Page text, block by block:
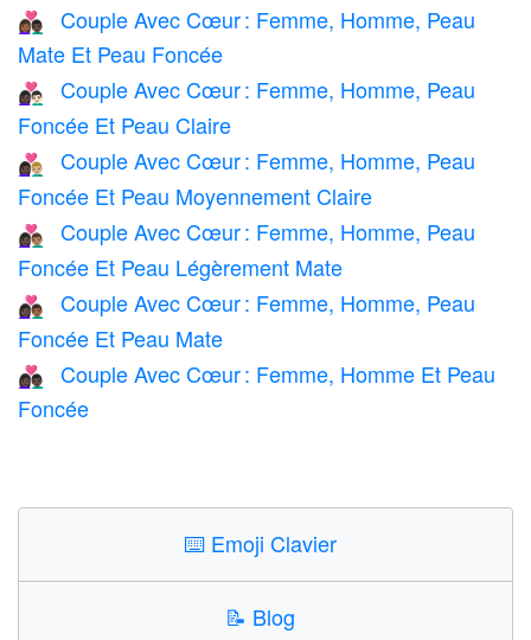
👩🏾‍❤️‍👨🏿
Couple Avec Cœur : Femme, Homme, Peau
Mate Et Peau Foncée
👩🏿‍❤️‍👨🏻
Couple Avec Cœur : Femme, Homme, Peau
Foncée Et Peau Claire
👩🏿‍❤️‍👨🏼
Couple Avec Cœur : Femme, Homme, Peau
Foncée Et Peau Moyennement Claire
👩🏿‍❤️‍👨🏽
Couple Avec Cœur : Femme, Homme, Peau
Foncée Et Peau Légèrement Mate
👩🏿‍❤️‍👨🏾
Couple Avec Cœur : Femme, Homme, Peau
Foncée Et Peau Mate
👩🏿‍❤️‍👨🏿
Couple Avec Cœur : Femme, Homme Et Peau
Foncée
⌨️ Emoji Clavier
📝 Blog